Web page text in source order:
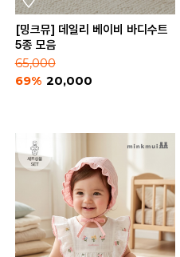
[밍크뮤] 데일리 베이비 바디수트
5종 모음
65,000
69% 20,000